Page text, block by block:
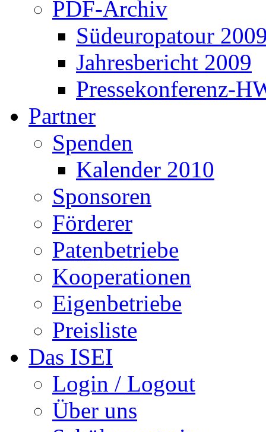
PDF-Archiv
Südeuropatour
Jahresbericht 2009
Pressekonferenz-
Partner
Spenden
Kalender 2010
Sponsoren
Förderer
Patenbetriebe
Kooperationen
Eigenbetriebe
Preisliste
Das ISEI
Login / Logout
Über uns